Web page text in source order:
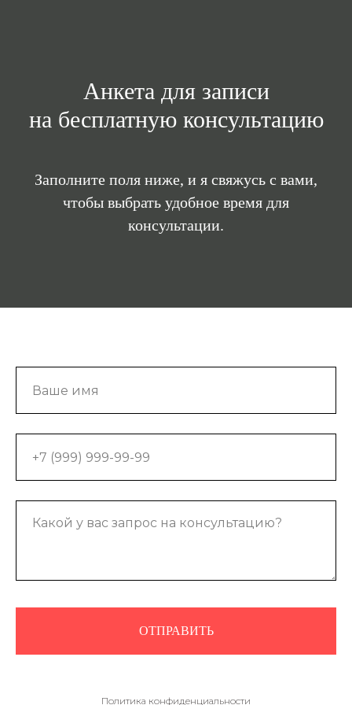
Анкета для записи
на бесплатную консультацию
Заполните поля ниже, и я свяжусь с вами,
чтобы выбрать удобное время для
консультации.
ОТПРАВИТЬ
Политика конфиденциальности